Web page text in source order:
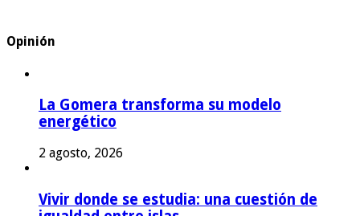
Opinión
La Gomera transforma su modelo
energético
2 agosto, 2026
Vivir donde se estudia: una cuestión de